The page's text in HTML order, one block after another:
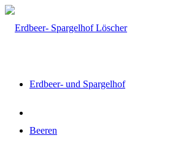
Erdbeer- und Spargelhof
Beeren